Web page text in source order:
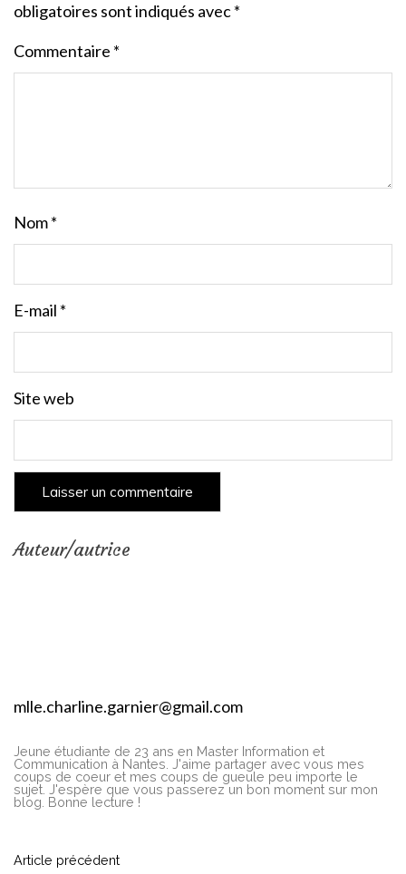
obligatoires sont indiqués avec*
Commentaire *
Nom*
E-mail *
Site web
Auteur/autrice
mlle.charline.garnier@gmail.com
Jeune étudiante de 23 ans en Master Information et
Communication à Nantes. J'aime partager avec vous mes
coups de coeur et mes coups de gueule peu importe le
sujet. J'espère que vous passerez un bon moment sur mon
blog. Bonne lecture !
Article précédent